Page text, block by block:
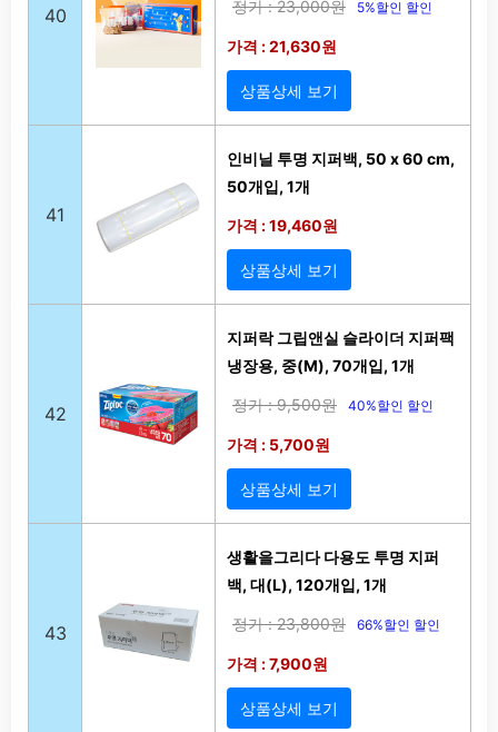
40 정가 : 23,000원 5%할인 할인
가격 : 21,630원
상품상세 보기
41
인비닐 투명 지퍼백, 50 x 60 cm,
50개입, 1개
가격 : 19,460원
상품상세 보기
42
지퍼락 그립앤실 슬라이더 지퍼팩
냉장용, 중(M), 70개입, 1개
정가 : 9,500원 40%할인 할인
가격 : 5,700원
상품상세 보기
43
생활을그리다 다용도 투명 지퍼
백, 대(L), 120개입, 1개
정가 : 23,800원 66%할인 할인
가격 : 7,900원
상품상세 보기